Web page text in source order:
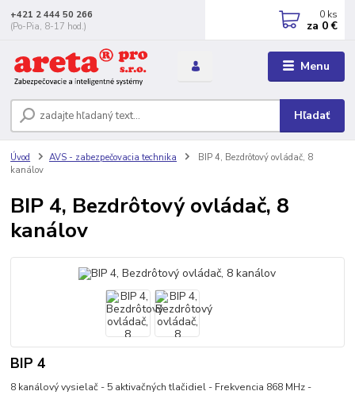
Menu
Hľadať
+421 2 444 50 266
(Po-Pia, 8-17 hod.)
0 ks
za 0 €
Úvod AVS - zabezpečovacia technika
BIP 4, Bezdrôtový ovládač, 8
kanálov
BIP 4, Bezdrôtový ovládač, 8
kanálov
BIP 4
8 kanálový vysielač - 5 aktivačných tlačidiel - Frekvencia 868 MHz -